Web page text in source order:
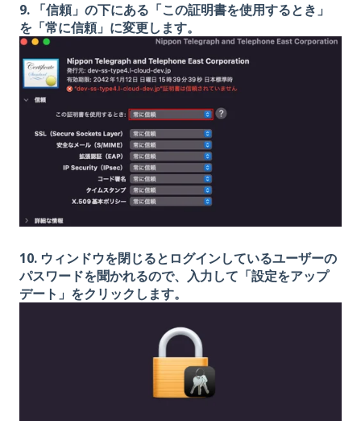
9. 「信頼」の下にある「この証明書を使用するとき」
を「常に信頼」に変更します。
10. ウィンドウを閉じるとログインしているユーザーの
パスワードを聞かれるので、入力して「設定をアップ
デート」をクリックします。